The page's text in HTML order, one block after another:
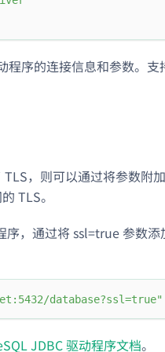
序的连接信息和参数。支
，则可以通过将参数附
TLS。
序，通过将 ssl=true 参数
database?ssl=true"
JDBC 驱动程序文档。